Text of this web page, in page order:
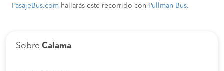
PasajeBus.com hallarás este recorrido con Pullman Bus.
Sobre Calama